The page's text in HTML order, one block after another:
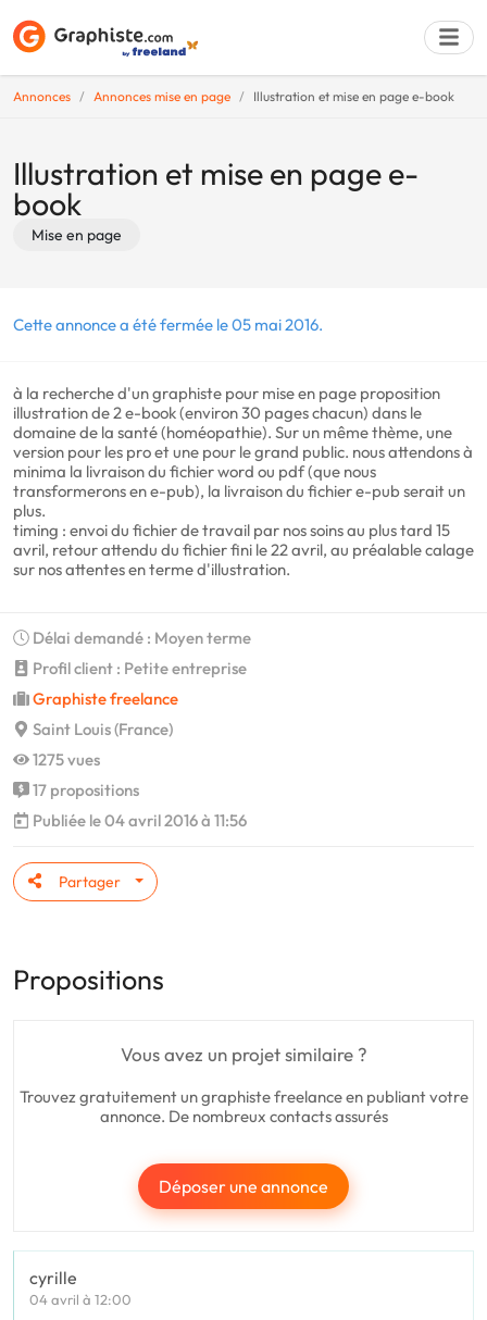
Annonces Annonces mise en page Illustration et mise en page e-book
Illustration et mise en page e-
book
Mise en page
Cette annonce a été fermée le 05 mai 2016.
à la recherche d'un graphiste pour mise en page proposition
illustration de 2 e-book (environ 30 pages chacun) dans le
domaine de la santé (homéopathie). Sur un même thème, une
version pour les pro et une pour le grand public. nous attendons à
minima la livraison du fichier word ou pdf (que nous
transformerons en e-pub), la livraison du fichier e-pub serait un
plus.
timing : envoi du fichier de travail par nos soins au plus tard 15
avril, retour attendu du fichier fini le 22 avril, au préalable calage
sur nos attentes en terme d'illustration.
Délai demandé : Moyen terme
Profil client : Petite entreprise
Graphiste freelance
Saint Louis (France)
1275 vues
17 propositions
Publiée le 04 avril 2016 à 11:56
Partager
Propositions
Vous avez un projet similaire ?
Trouvez gratuitement un graphiste freelance en publiant votre
annonce. De nombreux contacts assurés
Déposer une annonce
cyrille
04 avril à 12:00